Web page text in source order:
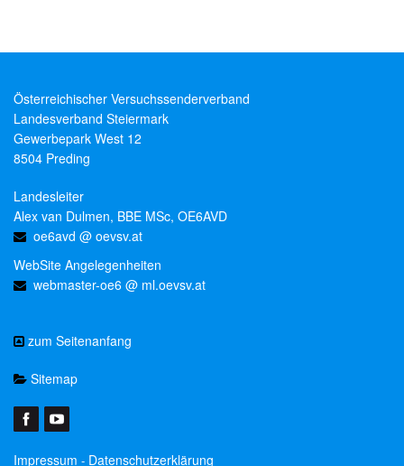
Österreichischer Versuchssenderverband
Landesverband Steiermark
Gewerbepark West 12
8504 Preding
Landesleiter
Alex van Dulmen, BBE MSc, OE6AVD
oe6avd @ oevsv.at
WebSite Angelegenheiten
webmaster-oe6 @ ml.oevsv.at
zum Seitenanfang
Sitemap
Impressum - Datenschutzerklärung